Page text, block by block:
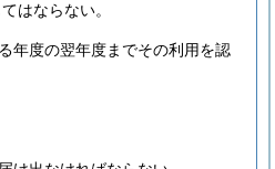
はならない。
年度の翌年度までその利用を認